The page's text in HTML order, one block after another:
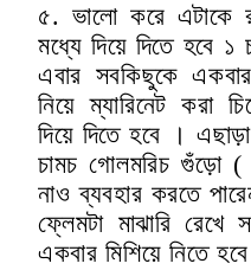
৫. ভালো করে এটাকে
মধ্যে দিয়ে দিতে হবে
এবার সবকিছুকে
নিয়ে ম্যারিনেট করা
দিয়ে দিতে হবে ।
চামচ গোলমরিচ গুঁড়ো (
নাও ব্যবহার করতে
ফ্লেমটা মাঝারি
একবার মিশিয়ে নিতে